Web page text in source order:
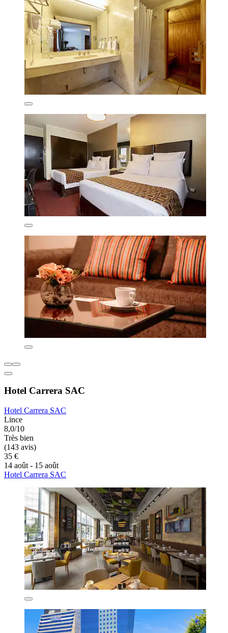
Hotel Carrera SAC
Hotel Carrera SAC
Lince
8,0/10
Très bien
(143 avis)
35 €
14 août - 15 août
Hotel Carrera SAC